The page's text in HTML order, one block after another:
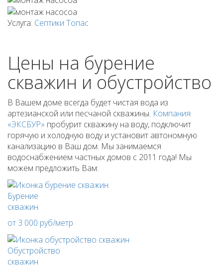
Услуга: Септики Топас
Цены на бурение
скважин и обустройство
В Вашем доме всегда будет чистая вода из
артезианской или песчаной скважины. Компания
«ЭКСБУР» пробурит скважину на воду, подключит
горячую и холодную воду и установит автономную
канализацию в Ваш дом. Мы занимаемся
водоснабжением частных домов с 2011 года! Мы
можем предложить Вам:
Бурение
скважин
от 3 000 руб/метр
Обустройство
скважин